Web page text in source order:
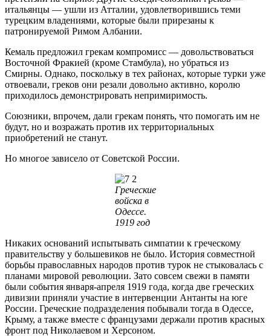
итальянцы — ушли из Атталии, удовлетворившись теми
турецким владениями, которые были прирезаны к
патронируемой Римом Албании.
Кемаль предложил грекам компромисс — довольствоваться
Восточной Фракией (кроме Стамбула), но убраться из
Смирны. Однако, поскольку в тех районах, которые турки уже
отвоевали, греков они резали довольно активно, королю
приходилось демонстрировать непримиримость.
Союзники, впрочем, дали грекам понять, что помогать им не
будут, но и возражать против их территориальных
приобретений не станут.
Но многое зависело от Советской России.
Греческие
войска в
Одессе.
1919 год
Никаких оснований испытывать симпатии к греческому
правительству у большевиков не было. История совместной
борьбы православных народов против турок не стыковалась с
планами мировой революции. Зато совсем свежи в памяти
были события января-апреля 1919 года, когда две греческих
дивизии приняли участие в интервенции Антанты на юге
России. Греческие подразделения побывали тогда в Одессе,
Крыму, а также вместе с французами держали против красных
фронт под Николаевом и Херсоном.